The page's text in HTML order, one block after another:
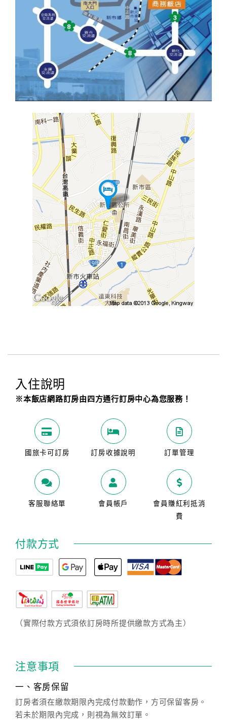
入住說明
※本飯店網路訂房由四方通行訂房中心為您服務！
國旅卡可訂房 訂房收據說明 訂單管理
客服聯絡單 會員帳戶
會員賺紅利抵消
費
付款方式
（實際付款方式須依訂房時所提供繳款方式為主）
注意事項
一、客房保留
訂房者須在繳款期限內完成付款動作，方可保留客房。
若未於期限內完成，則視為無效訂單。